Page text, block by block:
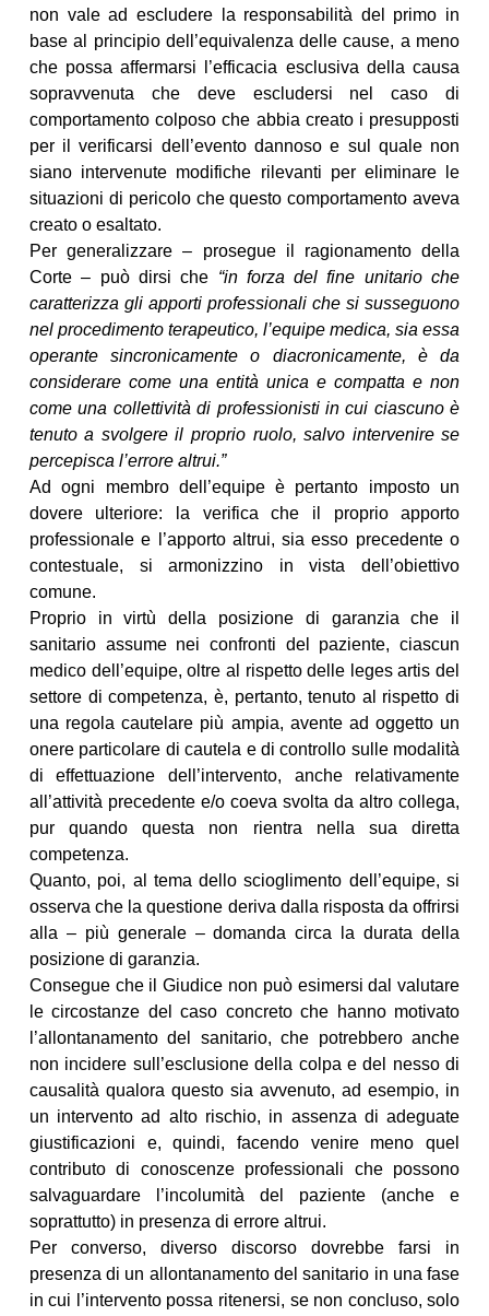
non vale ad escludere la responsabilità del primo in
base al principio dell’equivalenza delle cause, a meno
che possa affermarsi l’efficacia esclusiva della causa
sopravvenuta che deve escludersi nel caso di
comportamento colposo che abbia creato i presupposti
per il verificarsi dell’evento dannoso e sul quale non
siano intervenute modifiche rilevanti per eliminare le
situazioni di pericolo che questo comportamento aveva
creato o esaltato.
Per generalizzare – prosegue il ragionamento della
Corte – può dirsi che “in forza del fine unitario che
caratterizza gli apporti professionali che si susseguono
nel procedimento terapeutico, l’equipe medica, sia essa
operante sincronicamente o diacronicamente, è da
considerare come una entità unica e compatta e non
come una collettività di professionisti in cui ciascuno è
tenuto a svolgere il proprio ruolo, salvo intervenire se
percepisca l’errore altrui.”
Ad ogni membro dell’equipe è pertanto imposto un
dovere ulteriore: la verifica che il proprio apporto
professionale e l’apporto altrui, sia esso precedente o
contestuale, si armonizzino in vista dell’obiettivo
comune.
Proprio in virtù della posizione di garanzia che il
sanitario assume nei confronti del paziente, ciascun
medico dell’equipe, oltre al rispetto delle leges artis del
settore di competenza, è, pertanto, tenuto al rispetto di
una regola cautelare più ampia, avente ad oggetto un
onere particolare di cautela e di controllo sulle modalità
di effettuazione dell’intervento, anche relativamente
all’attività precedente e/o coeva svolta da altro collega,
pur quando questa non rientra nella sua diretta
competenza.
Quanto, poi, al tema dello scioglimento dell’equipe, si
osserva che la questione deriva dalla risposta da offrirsi
alla – più generale – domanda circa la durata della
posizione di garanzia.
Consegue che il Giudice non può esimersi dal valutare
le circostanze del caso concreto che hanno motivato
l’allontanamento del sanitario, che potrebbero anche
non incidere sull’esclusione della colpa e del nesso di
causalità qualora questo sia avvenuto, ad esempio, in
un intervento ad alto rischio, in assenza di adeguate
giustificazioni e, quindi, facendo venire meno quel
contributo di conoscenze professionali che possono
salvaguardare l’incolumità del paziente (anche e
soprattutto) in presenza di errore altrui.
Per converso, diverso discorso dovrebbe farsi in
presenza di un allontanamento del sanitario in una fase
in cui l’intervento possa ritenersi, se non concluso, solo